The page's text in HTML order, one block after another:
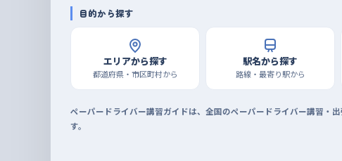
目的から探す
エリアから探す
都道府県・市区町村から
駅名から探す
路線・最寄り駅から
ペーパードライバー講習ガイドは、全国のペーパードライバー講習・
す。